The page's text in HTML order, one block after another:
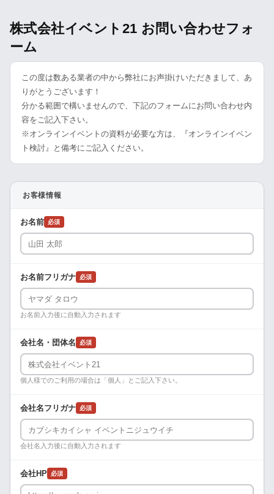
株式会社イベント21 お問い合わせフォ
ーム
この度は数ある業者の中から弊社にお声掛けいただきまして、あ
りがとうございます！
分かる範囲で構いませんので、下記のフォームにお問い合わせ内
容をご記入下さい。
※オンラインイベントの資料が必要な方は、『オンラインイベン
ト検討』と備考にご記入ください。
お客様情報
お名前 必須
お名前フリガナ 必須
お名前入力後に自動入力されます
会社名・団体名 必須
個人様でのご利用の場合は「個人」とご記入下さい。
会社名フリガナ 必須
会社名入力後に自動入力されます
会社HP 必須